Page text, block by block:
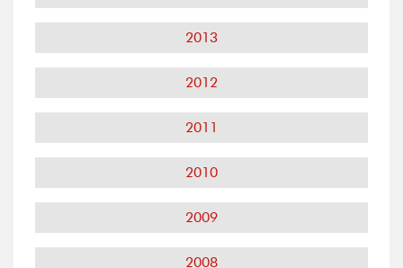
2013
2012
2011
2010
2009
2008